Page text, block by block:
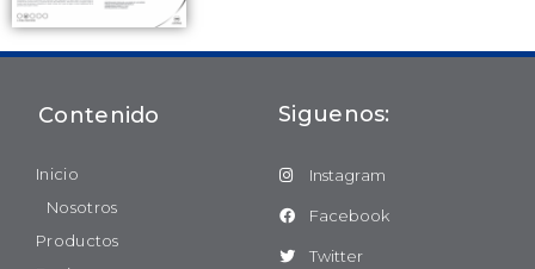
Contenido
Inicio
Nosotros
Productos
Siguenos:
Instagram
Facebook
Twitter